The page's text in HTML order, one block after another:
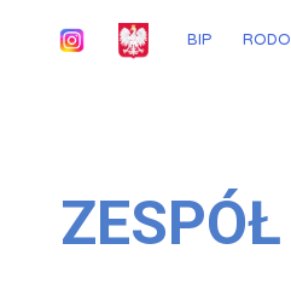
BIP RODO